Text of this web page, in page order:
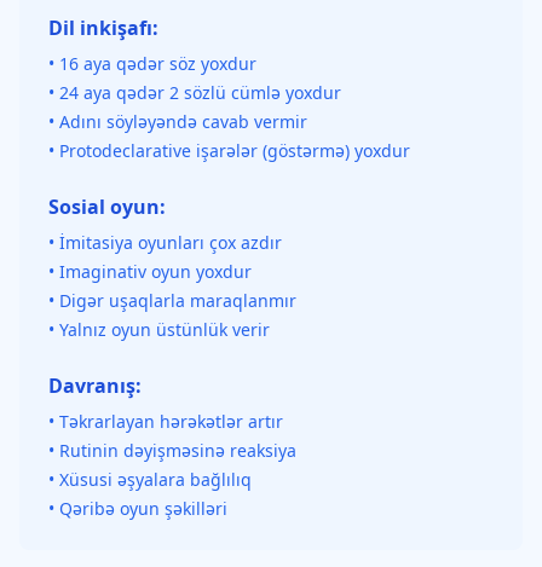
Dil inkişafı:
• 16 aya qədər söz yoxdur
• 24 aya qədər 2 sözlü cümlə yoxdur
• Adını söyləyəndə cavab vermir
• Protodeclarative işarələr (göstərmə) yoxdur
Sosial oyun:
• İmitasiya oyunları çox azdır
• Imaginativ oyun yoxdur
• Digər uşaqlarla maraqlanmır
• Yalnız oyun üstünlük verir
Davranış:
• Təkrarlayan hərəkətlər artır
• Rutinin dəyişməsinə reaksiya
• Xüsusi əşyalara bağlılıq
• Qəribə oyun şəkilləri